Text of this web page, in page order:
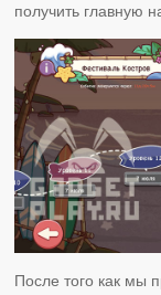
получить главную
После того как мы